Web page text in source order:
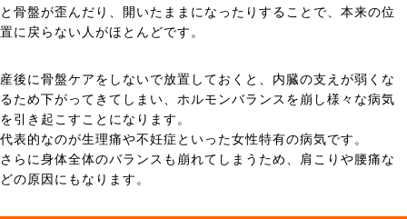
と骨盤が歪んだり、開いたままになったりすることで、本来の位
置に戻らない人がほとんどです。
産後に骨盤ケアをしないで放置しておくと、内臓の支えが弱くな
るため下がってきてしまい、ホルモンバランスを崩し様々な病気
を引き起こすことになります。
代表的なのが生理痛や不妊症といった女性特有の病気です。
さらに身体全体のバランスも崩れてしまうため、肩こりや腰痛な
どの原因にもなります。